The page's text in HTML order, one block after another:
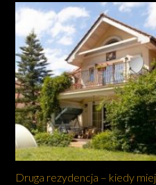
Druga rezydencja – kiedy